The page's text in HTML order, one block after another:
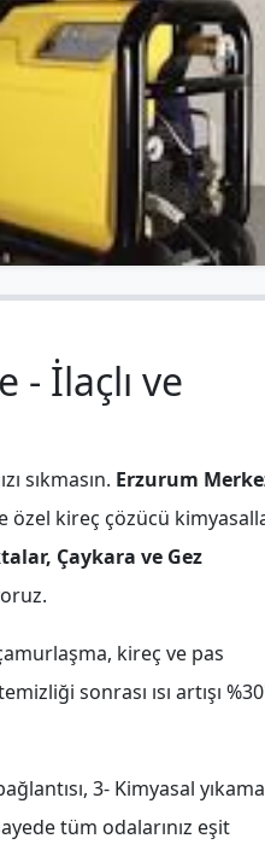
- İlaçlı ve
sıkmasın. Erzurum
özel kireç çözücü
Çaykara ve Gez
kireç ve pas
sonrası ısı artışı
3- Kimyasal
tüm odalarınız eşit